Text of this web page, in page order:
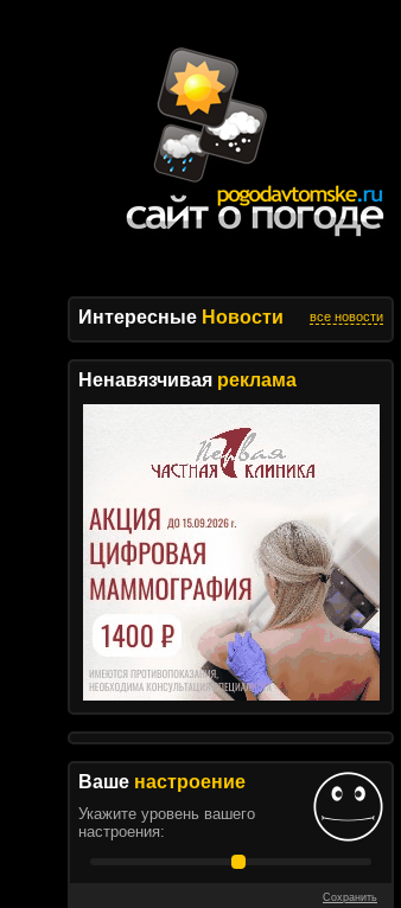
Интересные Новости все новости
Ненавязчивая реклама
Ваше настроение
Укажите уровень вашего
настроения:
Сохранить